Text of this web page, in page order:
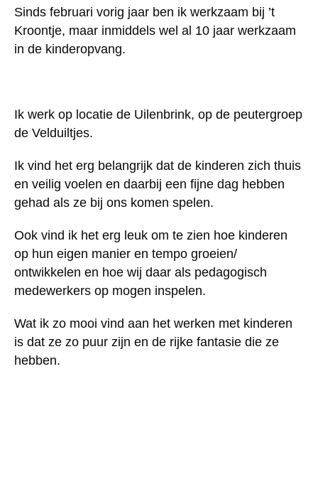
Sinds februari vorig jaar ben ik werkzaam bij ’t
Kroontje, maar inmiddels wel al 10 jaar werkzaam
in de kinderopvang.
Ik werk op locatie de Uilenbrink, op de peutergroep
de Velduiltjes.
Ik vind het erg belangrijk dat de kinderen zich thuis
en veilig voelen en daarbij een fijne dag hebben
gehad als ze bij ons komen spelen.
Ook vind ik het erg leuk om te zien hoe kinderen
op hun eigen manier en tempo groeien/
ontwikkelen en hoe wij daar als pedagogisch
medewerkers op mogen inspelen.
Wat ik zo mooi vind aan het werken met kinderen
is dat ze zo puur zijn en de rijke fantasie die ze
hebben.